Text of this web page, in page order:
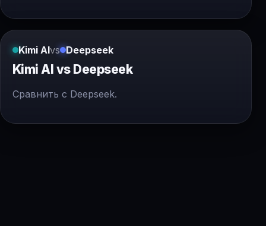
Kimi AIvs Deepseek
Kimi AI vs Deepseek
Сравнить с Deepseek.